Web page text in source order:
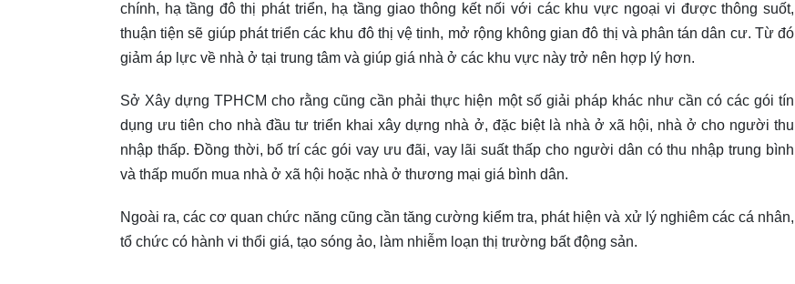
chính, hạ tầng đô thị phát triển, hạ tầng giao thông kết nối với các khu vực ngoại vi được thông suốt,
thuận tiện sẽ giúp phát triển các khu đô thị vệ tinh, mở rộng không gian đô thị và phân tán dân cư. Từ đó
giảm áp lực về nhà ở tại trung tâm và giúp giá nhà ở các khu vực này trở nên hợp lý hơn.
Sở Xây dựng TPHCM cho rằng cũng cần phải thực hiện một số giải pháp khác như cần có các gói tín
dụng ưu tiên cho nhà đầu tư triển khai xây dựng nhà ở, đặc biệt là nhà ở xã hội, nhà ở cho người thu
nhập thấp. Đồng thời, bố trí các gói vay ưu đãi, vay lãi suất thấp cho người dân có thu nhập trung bình
và thấp muốn mua nhà ở xã hội hoặc nhà ở thương mại giá bình dân.
Ngoài ra, các cơ quan chức năng cũng cần tăng cường kiểm tra, phát hiện và xử lý nghiêm các cá nhân,
tổ chức có hành vi thổi giá, tạo sóng ảo, làm nhiễm loạn thị trường bất động sản.